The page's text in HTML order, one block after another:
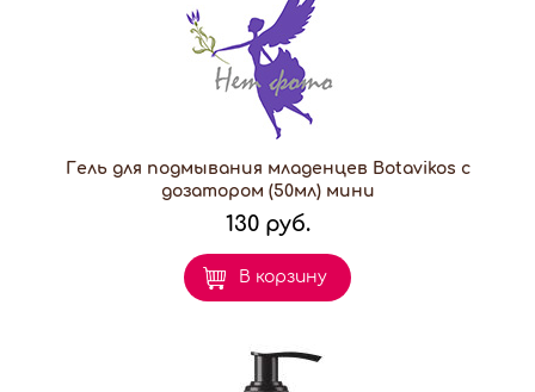
Гель для подмывания младенцев Botavikos с
дозатором (50мл) мини
130 руб.
В корзину